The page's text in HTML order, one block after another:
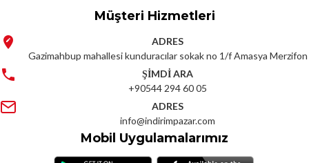
Müşteri Hizmetleri
ADRES
Gazimahbup mahallesi kunduracılar sokak no 1/f Amasya Merzifon
ŞİMDİ ARA
+90544 294 60 05
ADRES
info@indirimpazar.com
Mobil Uygulamalarımız